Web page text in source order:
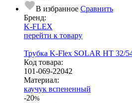
В избранное Сравнить
Бренд:
K-FLEX
перейти к товару
Трубка K-Flex SOLAR HT 32/
Код товара:
101-069-22042
Ма­­те­­ри­­ал:
каучук вспененный
-20%